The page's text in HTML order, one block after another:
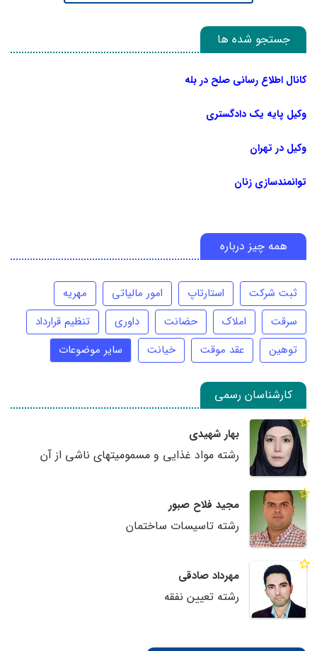
جستجو شده ها
کانال اطلاع رسانی صلح در بله
وکیل پایه یک دادگستری
وکیل در تهران
توانمندسازی زنان
همه چیز درباره
ثبت شرکت استارتاپ امور مالیاتی
مهریه
سرقت
املاک حضانت داوری
تنظیم قرارداد
توهین
عقد موقت خیانت سایر موضوعات
کارشناسان رسمی
بهار شهیدی
رشته مواد غذایی و مسمومیتهای ناشی از آن
مجید فلاح صبور
رشته تاسیسات ساختمان
مهرداد صادقی
رشته تعیین نفقه